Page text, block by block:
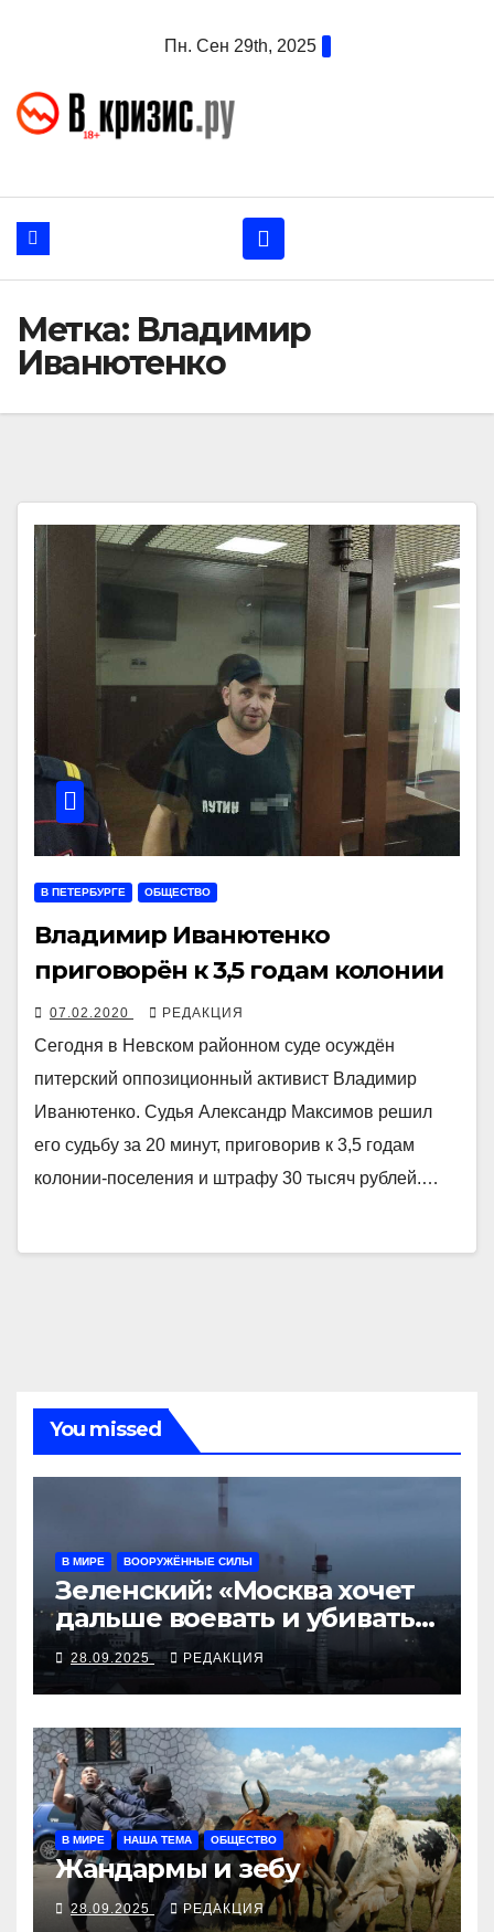
Пн. Сен 29th, 2025
Метка: Владимир
Иванютенко
В ПЕТЕРБУРГЕ ОБЩЕСТВО
Владимир Иванютенко
приговорён к 3,5 годам колонии
07.02.2020 РЕДАКЦИЯ
Сегодня в Невском районном суде осуждён
питерский оппозиционный активист Владимир
Иванютенко. Судья Александр Максимов решил
его судьбу за 20 минут, приговорив к 3,5 годам
колонии-поселения и штрафу 30 тысяч рублей.…
You missed
В МИРЕ ВООРУЖЁННЫЕ СИЛЫ
Зеленский: «Москва хочет
дальше воевать и убивать.
Время для твёрдой
реакции»
28.09.2025 РЕДАКЦИЯ
В МИРЕ НАША ТЕМА ОБЩЕСТВО
Жандармы и зебу
28.09.2025 РЕДАКЦИЯ